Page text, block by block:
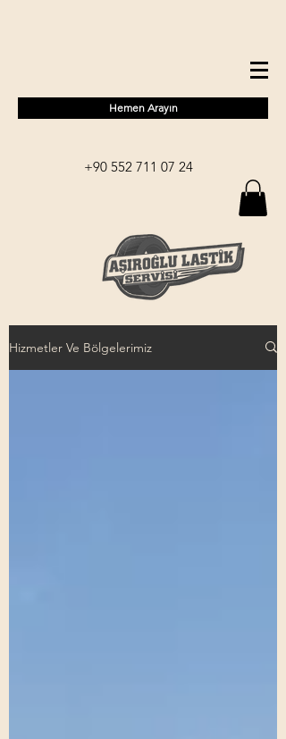
Hemen Arayın
+90 552 711 07 24
Hizmetler Ve Bölgelerimiz